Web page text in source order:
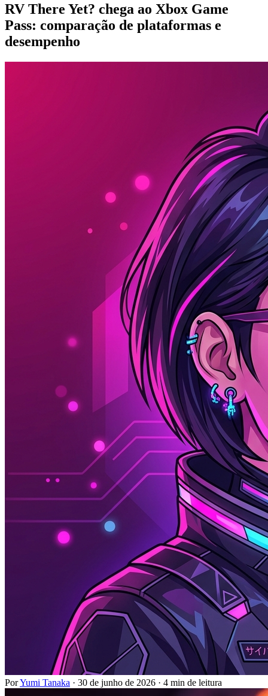
RV There Yet? chega ao Xbox Game
Pass: comparação de plataformas e
desempenho
PorYumi Tanaka · 30 de junho de 2026 · 4 min de leitura